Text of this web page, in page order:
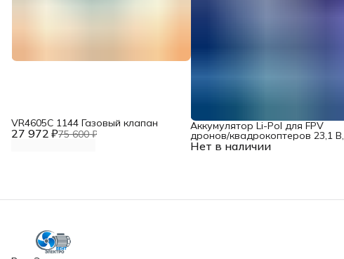
27 972 ₽75 600 ₽
VR4605С 1144 Газовый клапан
Нет в наличии
Аккумулятор Li-Pol для FPV
дронов/квадрокоптеров 23,1 В,
10000 мАч, 370 ВТ